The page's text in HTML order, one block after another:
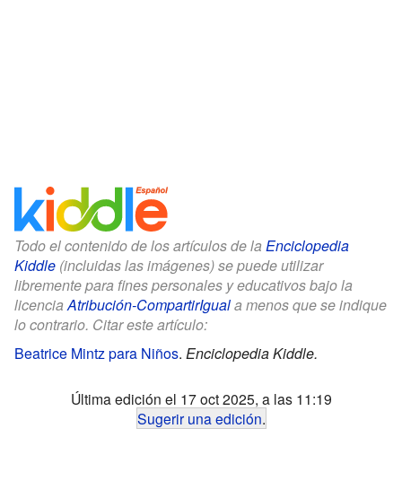
Todo el contenido de los artículos de la Enciclopedia
Kiddle (incluidas las imágenes) se puede utilizar
libremente para fines personales y educativos bajo la
licenciaAtribución-CompartirIguala menos que se indique
lo contrario. Citar este artículo:
Beatrice Mintz para Niños. Enciclopedia Kiddle.
Última edición el 17 oct 2025, a las 11:19
Sugerir una edición.